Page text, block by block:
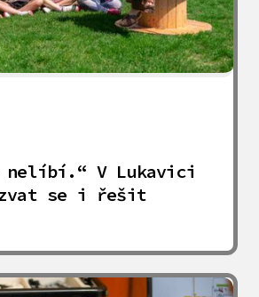
nelíbí.“ V Lukavici
se i řešit